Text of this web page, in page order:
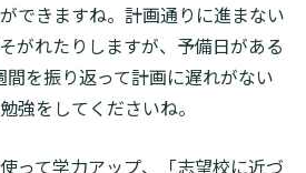
できますね。計画通りに進まない
がれたりしますが、予備日がある
間を振り返って計画に遅れがない
強をしてくださいね。
って学力アップ、「志望校に近づ